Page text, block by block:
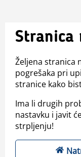
Stranica
Željena stranica
pogrešaka pri
stranice kako
Ima li drugih
nastavku i javit
strpljenju!